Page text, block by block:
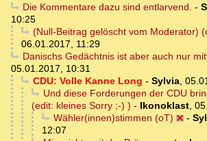
Die Kommentare dazu sind entlarvend. -
10:25
(Null-Beitrag gelöscht vom Moderator)
06.01.2017, 11:29
Danischs Gedächtnis ist aber auch nur
05.01.2017, 10:31
CDU: Volle Kanne Long - Sylvia,
Und diese Forderungen der CDU
(edit: kleines Sorry ;-) ) - Ikonoklast
Wähler(innen)stimmen (oT)
-
12:07